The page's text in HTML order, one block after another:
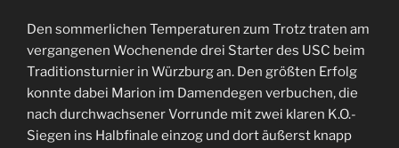
Den sommerlichen Temperaturen zum Trotz traten am
vergangenen Wochenende drei Starter des USC beim
Traditionsturnier in Würzburg an. Den größten Erfolg
konnte dabei Marion im Damendegen verbuchen, die
nach durchwachsener Vorrunde mit zwei klaren K.O.-
Siegen ins Halbfinale einzog und dort äußerst knapp